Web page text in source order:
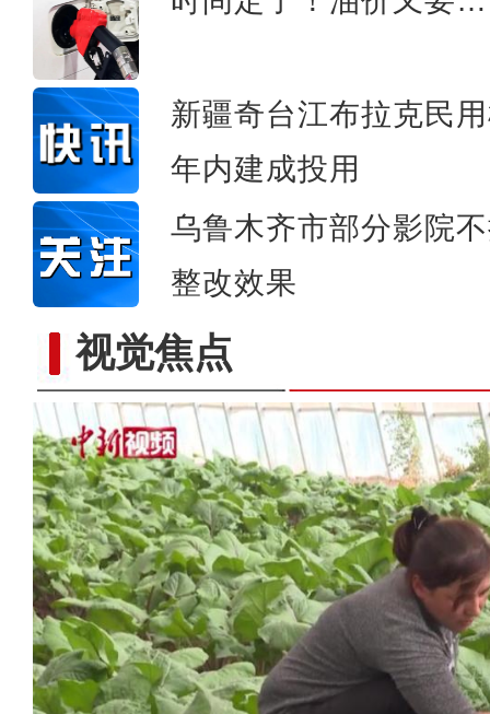
新疆奇台江布拉克民
年内建成投用
乌鲁木齐市部分影院
整改效果
视觉焦点新疆兵团：卫星定位戈壁滩